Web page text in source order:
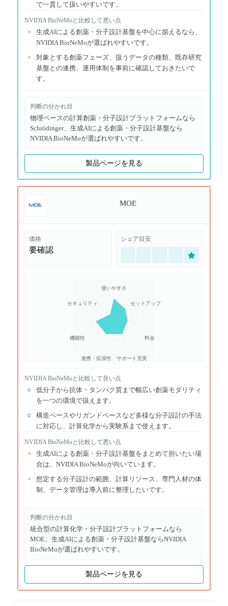
で一貫して扱いやすいです。
NVIDIA BioNeMoと比較して悪い点
×
生成AIによる創薬・分子設計基盤を中心に据えるなら、
NVIDIA BioNeMoが選ばれやすいです。
×
対象とする創薬フェーズ、扱うデータの種類、既存研究
基盤との連携、運用体制を事前に確認しておきたいで
す。
判断の分かれ目
物理ベースの計算創薬・分子設計プラットフォームなら
Schrödinger、生成AIによる創薬・分子設計基盤なら
NVIDIA BioNeMoが選ばれやすいです。
製品ページを見る
MOE
価格
要確認
シェア目安
使いやすさ
セットアップ
料金
サポート充実
連携・拡張性
機能性
セキュリティ
NVIDIA BioNeMoと比較して良い点
○
低分子から抗体・タンパク質まで幅広い創薬モダリティ
を一つの環境で扱えます。
○
構造ベースやリガンドベースなど多様な分子設計の手法
に対応し、計算化学から実験系まで使えます。
NVIDIA BioNeMoと比較して悪い点
×
生成AIによる創薬・分子設計基盤をまとめて担いたい場
合は、NVIDIA BioNeMoが向いています。
×
想定する分子設計の範囲、計算リソース、専門人材の体
制、データ管理は導入前に整理したいです。
判断の分かれ目
統合型の計算化学・分子設計プラットフォームなら
MOE、生成AIによる創薬・分子設計基盤ならNVIDIA
BioNeMoが選ばれやすいです。
製品ページを見る